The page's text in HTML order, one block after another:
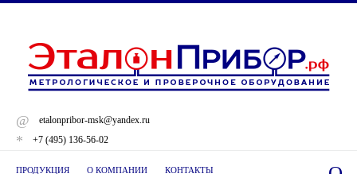
@ etalonpribor-msk@yandex.ru
* +7 (495) 136-56-02
ПРОДУКЦИЯ О КОМПАНИИ КОНТАКТЫ